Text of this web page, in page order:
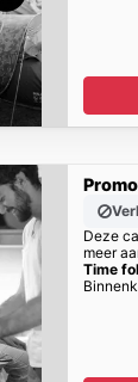
Deze
meer
Time